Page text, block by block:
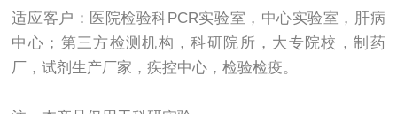
适应客户：医院检验科PCR实验室，中心实验室，肝病
中心；第三方检测机构，科研院所，大专院校，制药
厂，试剂生产厂家，疾控中心，检验检疫。